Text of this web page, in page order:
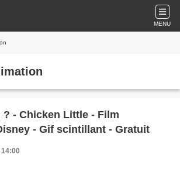
MENU
- Chicken Little - Film
- Gif scintillant - Gratuit
14:00